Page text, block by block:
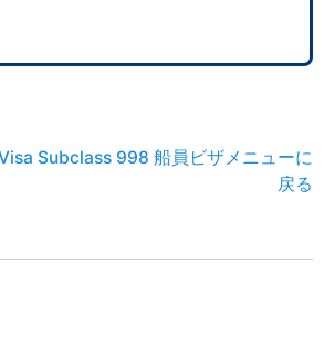
Subclass 998 船員ビザメニューに
戻る